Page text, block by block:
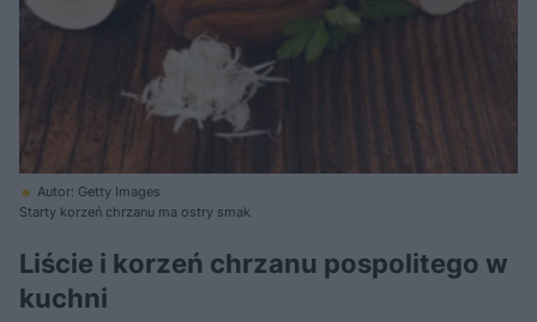
Autor: Getty Images
Starty korzeń chrzanu ma ostry smak
Liście i korzeń chrzanu pospolitego w
kuchni